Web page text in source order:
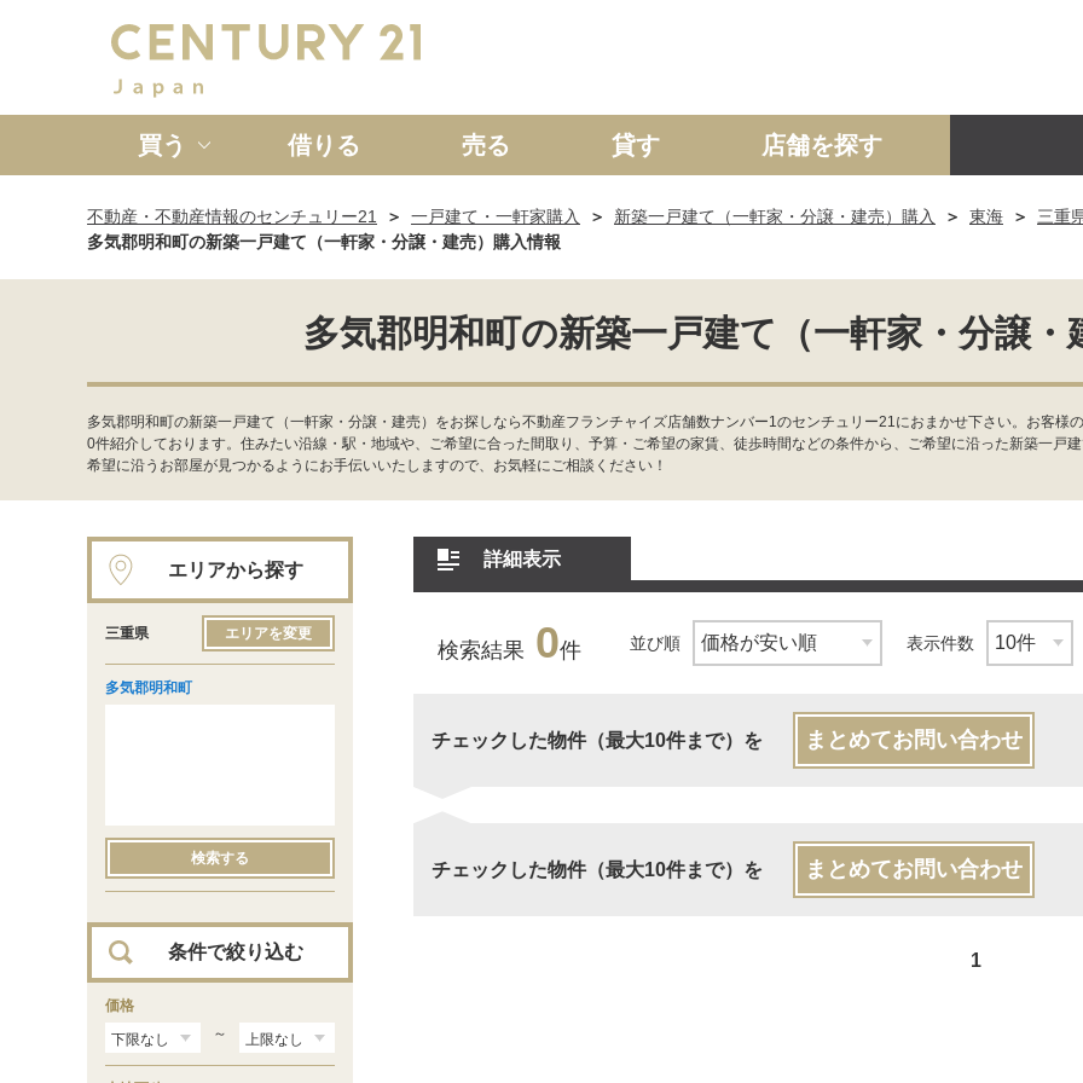
買う
新築一戸建て 中古一戸建て マンション 土地 事業投資用
借りる 売る 貸す 店舗を探す
不動産・不動産情報のセンチュリー21 一戸建て・一軒家購入 新築一戸建て（一軒家・分譲・建売）購入 東海
三重
多気郡明和町の新築一戸建て（一軒家・分譲・建売）購入情報
多気郡明和町の新築一戸建て（一軒家・分譲・
多気郡明和町の新築一戸建て（一軒家・分譲・建売）をお探しなら不動産フランチャイズ店舗数ナンバー1のセンチュリー21におまかせ下さい。お客
0件紹介しております。住みたい沿線・駅・地域や、ご希望に合った間取り、予算・ご希望の家賃、徒歩時間などの条件から、ご希望に沿った新築一戸
希望に沿うお部屋が見つかるようにお手伝いいたしますので、お気軽にご相談ください！
詳細表示
検索結果 0件 並び順 表示件数
チェックした物件（最大10件まで）を まとめてお問い合わせ
チェックした物件（最大10件まで）を まとめてお問い合わせ
1
エリアから探す
三重県 エリアを変更
多気郡明和町
検索する
条件で絞り込む
価格
～